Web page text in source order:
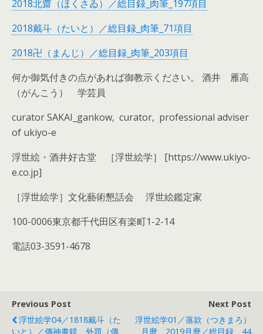
2018北齋（ほくさゐ）／総目録_肉筆_197項目
2018戴斗（たいと）／総目録_肉筆_71項目
2018卍（まんじ）／総目録_肉筆_203項目
何か御気付きの点があれば御教示ください。 酒井 雁高
（がんこう） 学芸員
curator SAKAI_gankow, curator, professional adviser
of ukiyo-e
浮世絵・酒井好古堂 ［浮世絵学］ [https://www.ukiyo-
e.co.jp]
［浮世絵学］文化藝術懇話会 浮世絵鑑定家
100-0006東京都千代田区有楽町1-2-14
電話03-3591-4678
Previous Post
浮世絵学04／1818戴斗（た
いと）／傳神畫鏡 外題（傳
Next Post
浮世絵学01／落款（つきまろ）
月麿 2019月麿／総目録 44